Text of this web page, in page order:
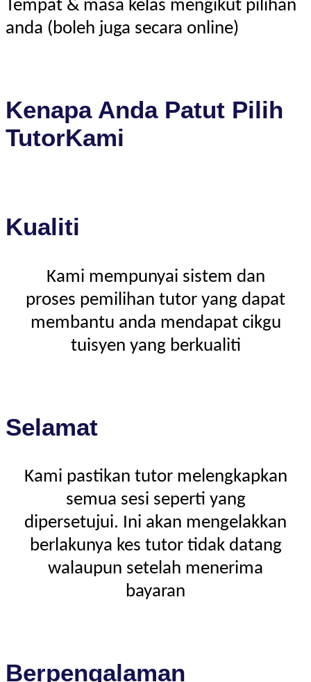
Tempat & masa kelas mengikut pilihan
anda (boleh juga secara online)
Kenapa Anda Patut Pilih
TutorKami
Kualiti
Kami mempunyai sistem dan
proses pemilihan tutor yang dapat
membantu anda mendapat cikgu
tuisyen yang berkualiti
Selamat
Kami pastikan tutor melengkapkan
semua sesi seperti yang
dipersetujui. Ini akan mengelakkan
berlakunya kes tutor tidak datang
walaupun setelah menerima
bayaran
Berpengalaman